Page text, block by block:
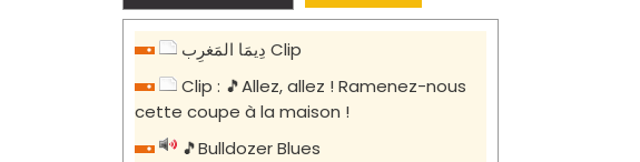
دِيمَا المَغرِب Clip
Clip : 🎵Allez, allez ! Ramenez-nous
cette coupe à la maison !
🎵Bulldozer Blues